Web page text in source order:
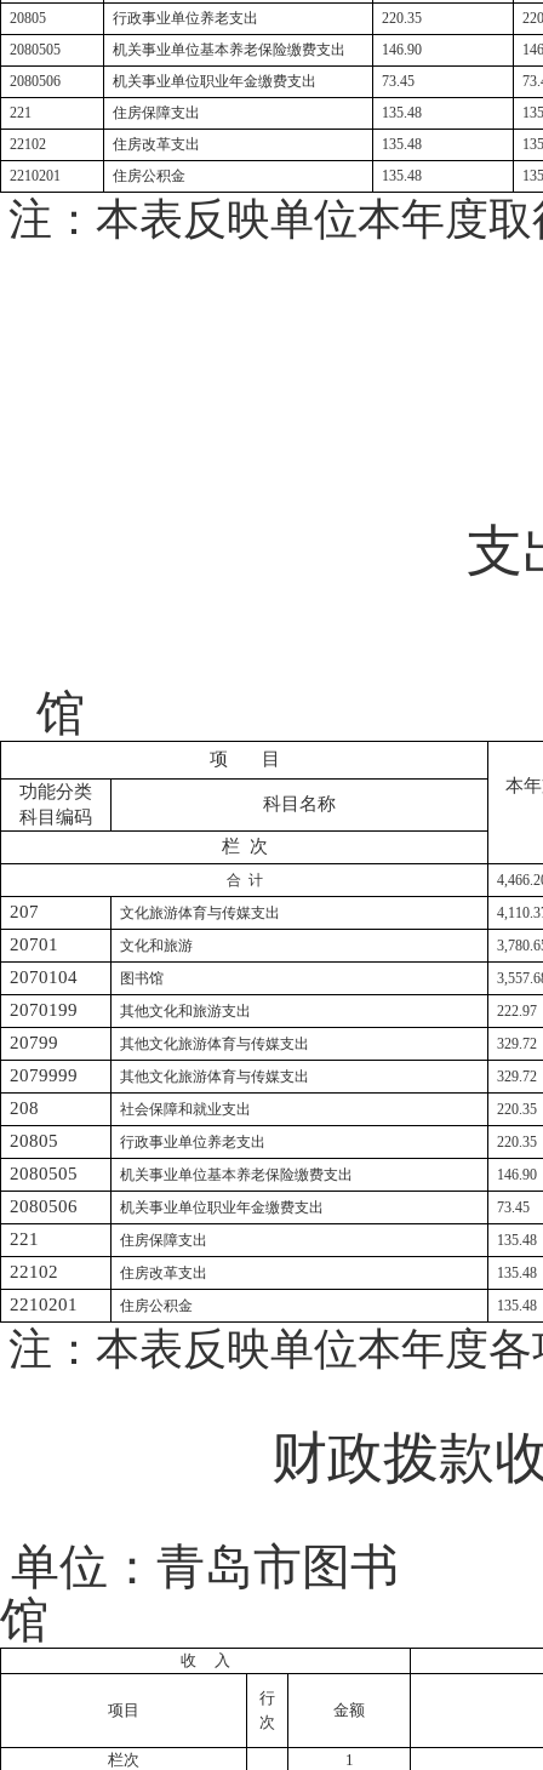
20805
行政事业单位养老支出 220.35
2080505
机关事业单位基本养老保险缴费支出 146.90
2080506
机关事业单位职业年金缴费支出 73.45
221
住房保障支出 135.48
22102
住房改革支出 135.48
2210201
住房公积金 135.48
注：本表反映单位本年度
支
馆
项 目
本
功能分类
科目编码
科目名称
栏次
合 计
207 文化旅游体育与传媒支出
20701 文化和旅游
2070104 图书馆
2070199 其他文化和旅游支出 222.97
20799 其他文化旅游体育与传媒支出 329.72
2079999 其他文化旅游体育与传媒支出 329.72
208 社会保障和就业支出 220.35
20805 行政事业单位养老支出 220.35
2080505 机关事业单位基本养老保险缴费支出 146.90
2080506 机关事业单位职业年金缴费支出 73.45
221 住房保障支出 135.48
22102 住房改革支出 135.48
2210201 住房公积金 135.48
注：本表反映单位本年度
财政拨款
单位：青岛市图书
馆
收 入
项目
行
次
金额
栏次
1